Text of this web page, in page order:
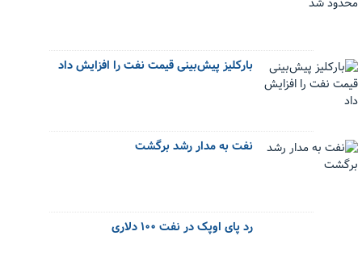
بارکلیز پیش‌بینی قیمت نفت را افزایش داد
نفت به مدار رشد برگشت
رد پای اوپک در نفت ۱۰۰ دلاری